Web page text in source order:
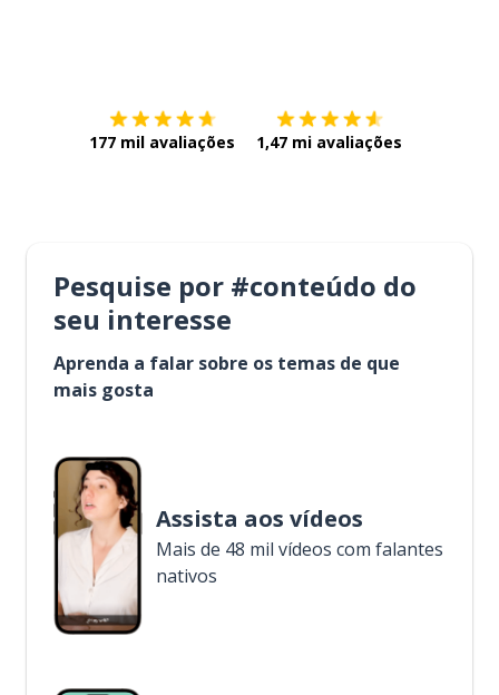
177 mil avaliações 1,47 mi avaliações
Pesquise por #conteúdo do
seu interesse
Aprenda a falar sobre os temas de que
mais gosta
Assista aos vídeos
Mais de 48 mil vídeos com falantes
nativos